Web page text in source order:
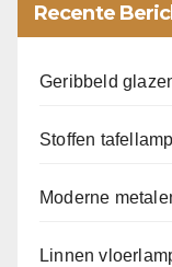
Recente
Geribbeld
Stoffen
Moderne
Linnen